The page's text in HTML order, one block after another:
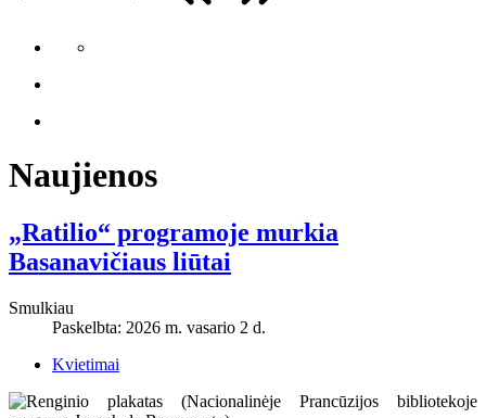
Naujienos
„Ratilio“ programoje murkia
Basanavičiaus liūtai
Smulkiau
Paskelbta: 2026 m. vasario 2 d.
Kvietimai